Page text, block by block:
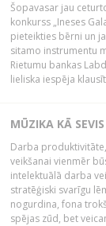
Šopavasar jau
konkurss „Ineses
pieteikties bērni un
sitamo instrumentu
Rietumu bankas
lieliska iespēja
MŪZIKA KĀ
Darba
veikšanai vienmēr
intelektuālā darba
stratēģiski svarīgu
nogurdina, fona
spējas zūd, bet